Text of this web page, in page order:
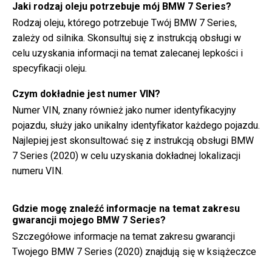
Jaki rodzaj oleju potrzebuje mój BMW 7 Series?
Rodzaj oleju, którego potrzebuje Twój BMW 7 Series,
zależy od silnika. Skonsultuj się z instrukcją obsługi w
celu uzyskania informacji na temat zalecanej lepkości i
specyfikacji oleju.
Czym dokładnie jest numer VIN?
Numer VIN, znany również jako numer identyfikacyjny
pojazdu, służy jako unikalny identyfikator każdego pojazdu.
Najlepiej jest skonsultować się z instrukcją obsługi BMW
7 Series (2020) w celu uzyskania dokładnej lokalizacji
numeru VIN.
Gdzie mogę znaleźć informacje na temat zakresu
gwarancji mojego BMW 7 Series?
Szczegółowe informacje na temat zakresu gwarancji
Twojego BMW 7 Series (2020) znajdują się w książeczce